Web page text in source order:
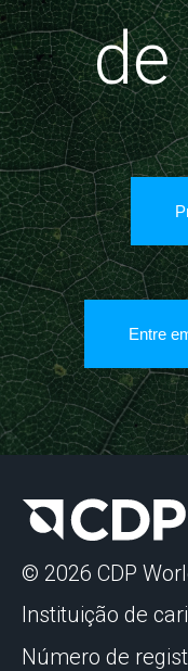
de
Entre
© 2026 CDP
Instituição de
Número de